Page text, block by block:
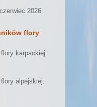
2026
flory
karpackiej:
alpejskiej: